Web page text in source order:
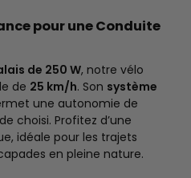
pour une Conduite
de 250 W, notre vélo
de 25 km/h. Son système
une autonomie de
choisi. Profitez d’une
idéale pour les trajets
en pleine nature.